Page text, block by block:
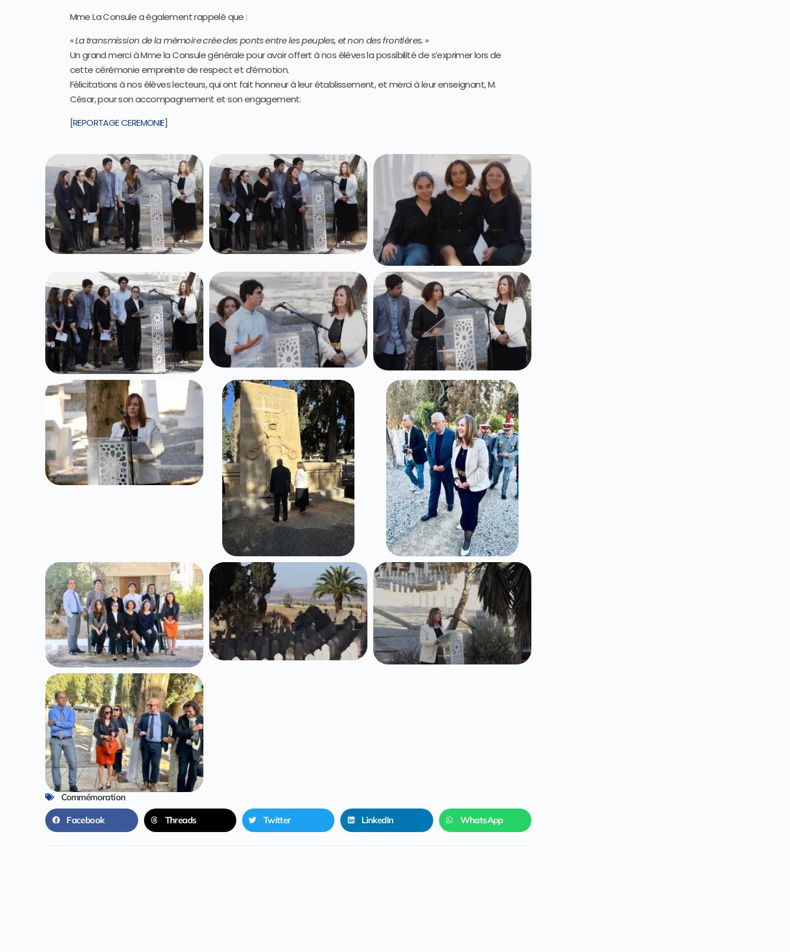
Mme La Consule a également rappelé que :
« La transmission de la mémoire crée des ponts entre les peuples, et non des frontières. »
Un grand merci à Mme la Consule générale pour avoir offert à nos élèves la possibilité de s’exprimer lors de
cette cérémonie empreinte de respect et d’émotion.
Félicitations à nos élèves lecteurs, qui ont fait honneur à leur établissement, et merci à leur enseignant, M.
César, pour son accompagnement et son engagement.
[REPORTAGE CEREMONIE]
Commémoration
Facebook Threads Twitter LinkedIn WhatsApp